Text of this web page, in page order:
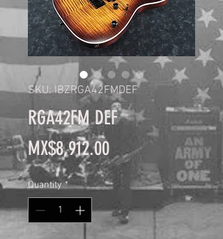
SKU: IBZRGA42FMDEF
RGA42FM DEF
MX$8,912.00Price
Quantity *